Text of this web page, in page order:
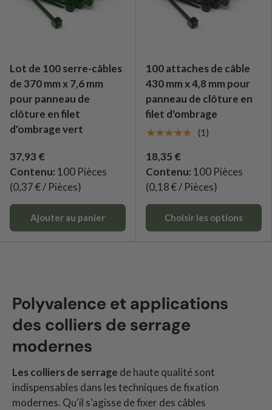
Lot de 100 serre-câbles
de 370 mm x 7,6 mm
pour panneau de
clôture en filet
d'ombrage vert
37,93 €
Contenu: 100 Pièces
(0,37 € / Pièces)
Ajouter au panier
100 attaches de câble
430 mm x 4,8 mm pour
panneau de clôture en
filet d'ombrage
★★★★★
(1)
18,35 €
Contenu: 100 Pièces
(0,18 € / Pièces)
Choisir les options
Polyvalence et applications
des colliers de serrage
modernes
Les colliers de serrage de haute qualité sont
indispensables dans les techniques de fixation
modernes. Qu'il s'agisse de fixer des câbles